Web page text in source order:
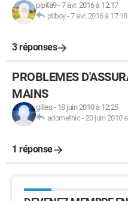
pipita9-7 avr. 2016 à 12:17
ptiboy-7 avr. 2016 à 17:18
3 réponses
PROBLEMES
MAINS
gilles - 18 juin 2010 à 12:25
adomethic -20 juin 2010
1 réponse